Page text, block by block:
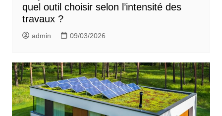
quel outil choisir selon l’intensité des
travaux ?
admin 09/03/2026